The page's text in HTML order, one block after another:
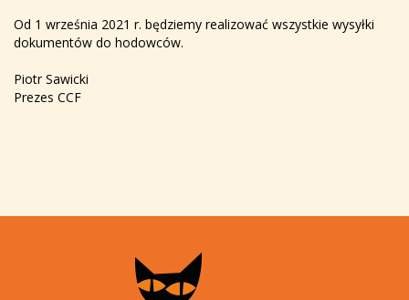
Od 1 września 2021 r. będziemy realizować wszystkie wysyłki
dokumentów do hodowców.
Piotr Sawicki
Prezes CCF